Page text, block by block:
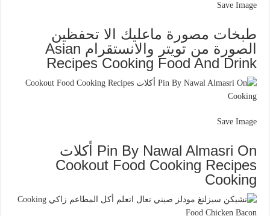
Save Image
طبخات مصورة ماعليك الا تحفظين
الصورة من تويتر والانستقرام Asian
Recipes Cooking Food And Drink
Save Image
Pin By Nawal Almasri On أكلات
Cookout Food Cooking Recipes
Cooking